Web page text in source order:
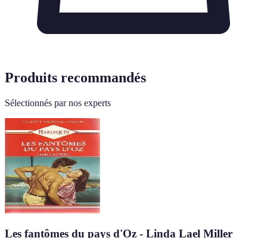
Produits recommandés
Sélectionnés par nos experts
Les fantômes du pays d'Oz - Linda Lael Miller